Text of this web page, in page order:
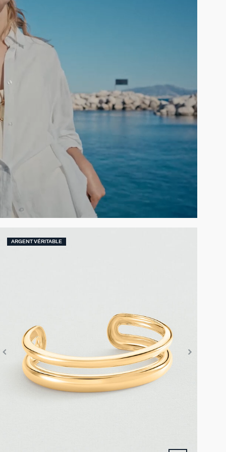
ARGENT VÉRITABLE